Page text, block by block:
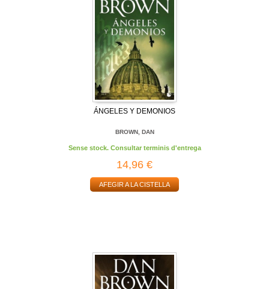
ÁNGELES Y DEMONIOS
BROWN, DAN
Sense stock. Consultar terminis d'entrega
14,96 €
AFEGIR A LA CISTELLA